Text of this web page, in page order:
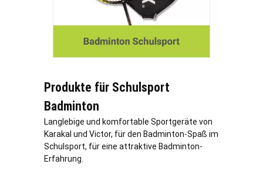
Produkte für Schulsport
Badminton
Langlebige und komfortable Sportgeräte von
Karakal und Victor, für den Badminton-Spaß im
Schulsport, für eine attraktive Badminton-
Erfahrung.